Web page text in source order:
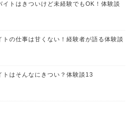
イトはきついけど未経験でもOK！体験談
トの仕事は甘くない！経験者が語る体験談
トはそんなにきつい？体験談13